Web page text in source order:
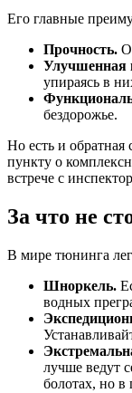
Его главные
Прочность.
Улучшенная
упираясь в
бездорожье.
Но есть и
пункту о
встрече с
За что не
В мире тюнинга
Шноркель.
водных
лучше ведут
болотах, но в